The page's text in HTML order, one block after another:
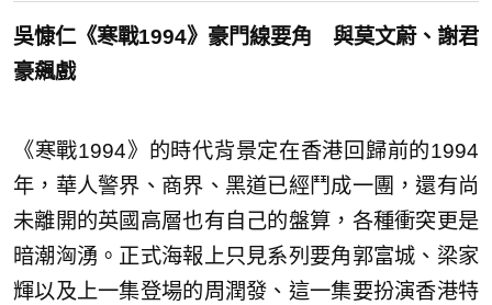
吳慷仁《寒戰1994》豪門線要角 與莫文蔚、謝君
豪飆戲
《寒戰1994》的時代背景定在香港回歸前的1994
年，華人警界、商界、黑道已經鬥成一團，還有尚
未離開的英國高層也有自己的盤算，各種衝突更是
暗潮洶湧。正式海報上只見系列要角郭富城、梁家
輝以及上一集登場的周潤發、這一集要扮演香港特